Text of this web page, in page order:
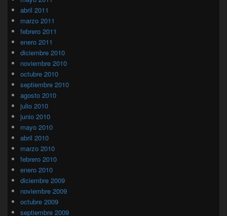
abril 2011
marzo 2011
febrero 2011
enero 2011
diciembre 2010
noviembre 2010
octubre 2010
septiembre 2010
agosto 2010
julio 2010
junio 2010
mayo 2010
abril 2010
marzo 2010
febrero 2010
enero 2010
diciembre 2009
noviembre 2009
octubre 2009
septiembre 2009